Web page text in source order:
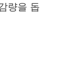
량을 돕